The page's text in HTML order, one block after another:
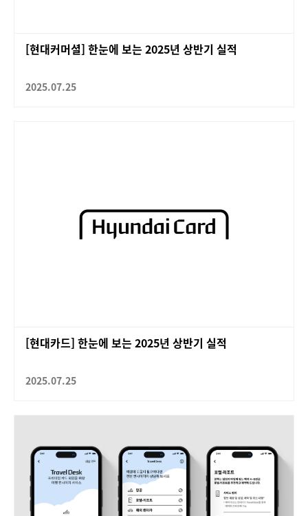
[현대커머셜] 한눈에 보는 2025년 상반기 실적
2025.07.25
[현대카드] 한눈에 보는 2025년 상반기 실적
2025.07.25